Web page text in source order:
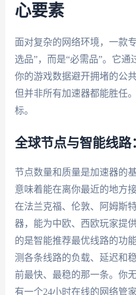
心要素
面对复杂的网络环境，一款
选品”，而是“必需品”。它
你的游戏数据避开拥堵的公
但并非所有加速器都能胜任
标。
全球节点与智能线
节点数量和质量是加速器的
意味着能在离你最近的地方
在法兰克福、伦敦、阿姆斯
器，能为中欧、西欧玩家提
的是智能推荐最优线路的功
测各条线路的负载、延迟和
前最快、最稳的那一条。你
有一个24小时在线的网络管